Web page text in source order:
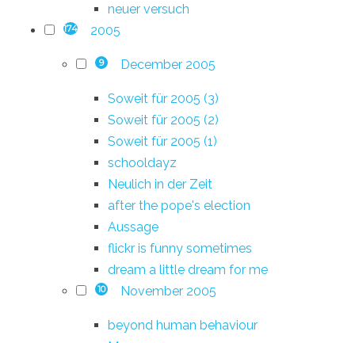
neuer versuch
174 2005
9 December 2005
Soweit für 2005 (3)
Soweit für 2005 (2)
Soweit für 2005 (1)
schooldayz
Neulich in der Zeit
after the pope's election
Aussage
flickr is funny sometimes
dream a little dream for me
10 November 2005
beyond human behaviour